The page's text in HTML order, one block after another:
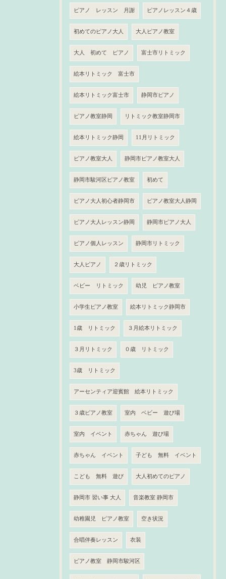
ピアノ レッスン 月謝 ピアノレッスン４歳
初めてのピアノ大人 大人ピアノ教室
大人 初めて ピアノ 富士市リトミック
絵本リトミック 富士市
絵本リトミック富士市 静岡市ピアノ
ピアノ教室静岡 リトミック教室静岡市
絵本リトミック静岡 11月リトミック
ピアノ教室大人 静岡市ピアノ教室大人
静岡市駿河区ピアノ教室 初めて
ピアノ大人初心者静岡市 ピアノ教室大人静岡
ピアノ大人レッスン静岡 静岡市ピアノ大人
ピアノ個人レッスン 静岡市リトミック
大人ピアノ ２歳リトミック
ベビー リトミック 幼児 ピアノ教室
小学生ピアノ教室 絵本リトミック静岡市
1歳 リトミック ３月絵本リトミック
３月リトミック ０歳 リトミック
3歳 リトミック
アーセンティア迎賓館 絵本リトミック
３歳ピアノ教室 室内 ベビー 遊び場
室内 イベント 赤ちゃん 遊び場
赤ちゃん イベント 子ども 無料 イベント
こども 無料 遊び 大人初めてのピアノ
静岡市 習い事 大人 音楽教室 静岡市
幼稚園児 ピアノ教室 空き状況
合唱伴奏レッスン 衣装
ピアノ教室 静岡市駿河区